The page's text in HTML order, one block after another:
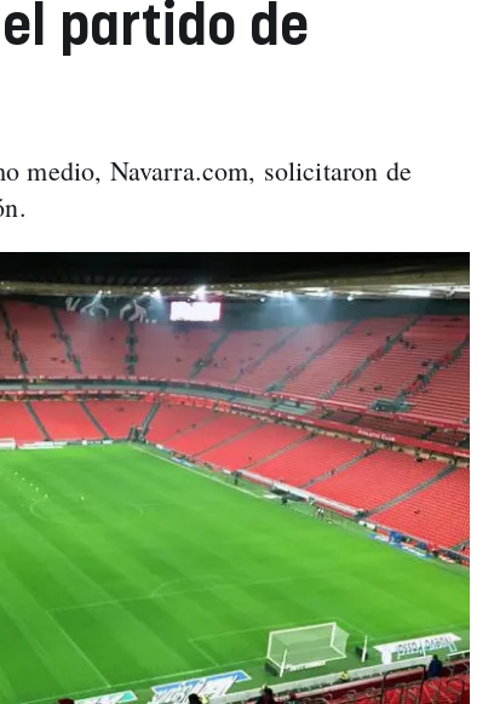
partido de
medio, Navarra.com, solicitaron de